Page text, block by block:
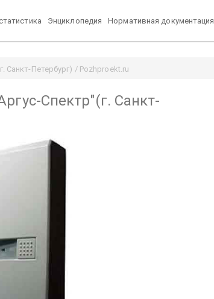
Энциклопедия Нормативная документация
Санкт-Петербург) / Pozhproekt.ru
Спектр"(г. Санкт-